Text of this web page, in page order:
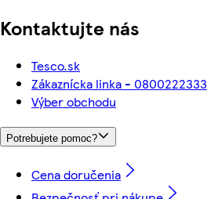
Kontaktujte nás
Tesco.sk
Zákaznícka linka - 0800222333
Výber obchodu
Potrebujete pomoc?
Cena doručenia